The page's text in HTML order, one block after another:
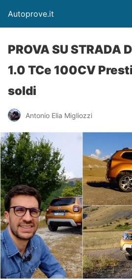
Autoprove.it
PROVA SU STRADA
1.0 TCe 100CV
soldi
Antonio Elia Migliozzi